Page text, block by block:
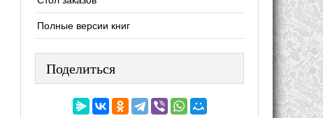
Полные версии книг
Поделиться